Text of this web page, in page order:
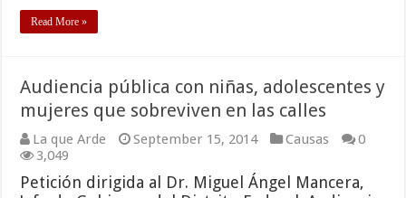
Read More »
Audiencia pública con niñas, adolescentes y
mujeres que sobreviven en las calles
La que Arde September 15, 2014 Causas
0
3,049
Petición dirigida al Dr. Miguel Ángel Mancera,